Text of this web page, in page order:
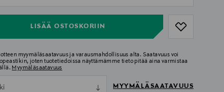
LISÄÄ OSTOSKORIIN
myymäläsaatavuus ja varausmahdollisuus alta. Saatavuus voi
joten tuotetiedoissa näyttämämme tieto pitää aina varmistaa
Myymäläsaatavuus
MYYMÄLÄSAATAVUUS